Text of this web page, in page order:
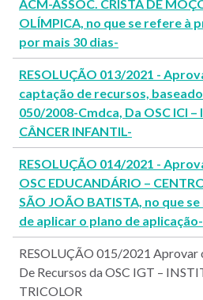
ACM-ASSOC. CRISTÃ DE
OLÍMPICA, no que se refere à
por mais 30 dias-
RESOLUÇÃO 013/2021 -
captação de recursos, baseado
050/2008-Cmdca, Da OSC ICI
CÂNCER INFANTIL-
RESOLUÇÃO 014/2021 -
OSC EDUCANDÁRIO –
SÃO JOÃO BATISTA, no que
de aplicar o plano de aplicação-
RESOLUÇÃO 015/2021 Aprovar
De Recursos da OSC IGT –
TRICOLOR